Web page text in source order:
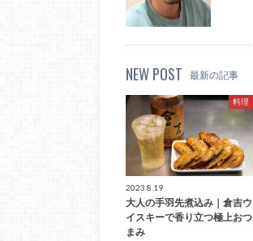
NEW POST 最新の記事
料理
2023.8.19
大人の手羽先煮込み｜倉吉ウ
イスキーで香り立つ極上おつ
まみ